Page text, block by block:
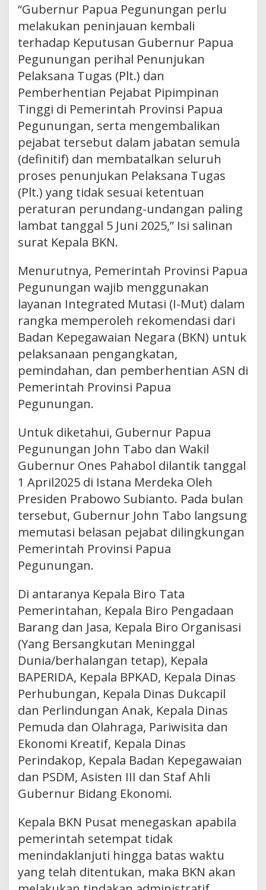
“Gubernur Papua Pegunungan perlu
melakukan peninjauan kembali
terhadap Keputusan Gubernur Papua
Pegunungan perihal Penunjukan
Pelaksana Tugas (Plt.) dan
Pemberhentian Pejabat Pipimpinan
Tinggi di Pemerintah Provinsi Papua
Pegunungan, serta mengembalikan
pejabat tersebut dalam jabatan semula
(definitif) dan membatalkan seluruh
proses penunjukan Pelaksana Tugas
(Plt.) yang tidak sesuai ketentuan
peraturan perundang-undangan paling
lambat tanggal 5 Juni 2025,” Isi salinan
surat Kepala BKN.
Menurutnya, Pemerintah Provinsi Papua
Pegunungan wajib menggunakan
layanan Integrated Mutasi (I-Mut) dalam
rangka memperoleh rekomendasi dari
Badan Kepegawaian Negara (BKN) untuk
pelaksanaan pengangkatan,
pemindahan, dan pemberhentian ASN di
Pemerintah Provinsi Papua
Pegunungan.
Untuk diketahui, Gubernur Papua
Pegunungan John Tabo dan Wakil
Gubernur Ones Pahabol dilantik tanggal
1 April2025 di Istana Merdeka Oleh
Presiden Prabowo Subianto. Pada bulan
tersebut, Gubernur John Tabo langsung
memutasi belasan pejabat dilingkungan
Pemerintah Provinsi Papua
Pegunungan.
Di antaranya Kepala Biro Tata
Pemerintahan, Kepala Biro Pengadaan
Barang dan Jasa, Kepala Biro Organisasi
(Yang Bersangkutan Meninggal
Dunia/berhalangan tetap), Kepala
BAPERIDA, Kepala BPKAD, Kepala Dinas
Perhubungan, Kepala Dinas Dukcapil
dan Perlindungan Anak, Kepala Dinas
Pemuda dan Olahraga, Pariwisita dan
Ekonomi Kreatif, Kepala Dinas
Perindakop, Kepala Badan Kepegawaian
dan PSDM, Asisten III dan Staf Ahli
Gubernur Bidang Ekonomi.
Kepala BKN Pusat menegaskan apabila
pemerintah setempat tidak
menindaklanjuti hingga batas waktu
yang telah ditentukan, maka BKN akan